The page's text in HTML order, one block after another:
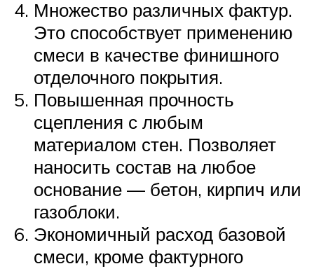
Множество различных фактур.
Это способствует применению
смеси в качестве финишного
отделочного покрытия.
Повышенная прочность
сцепления с любым
материалом стен. Позволяет
наносить состав на любое
основание — бетон, кирпич или
газоблоки.
Экономичный расход базовой
смеси, кроме фактурного